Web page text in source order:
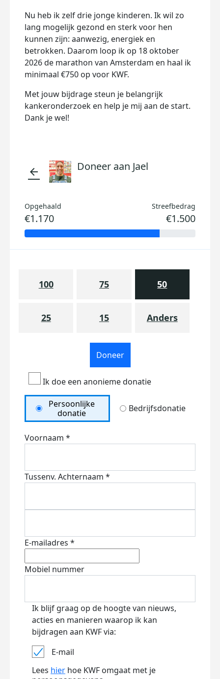
Nu heb ik zelf drie jonge kinderen. Ik wil zo
lang mogelijk gezond en sterk voor hen
kunnen zijn: aanwezig, energiek en
betrokken. Daarom loop ik op 18 oktober
2026 de marathon van Amsterdam en haal ik
minimaal €750 op voor KWF.
Met jouw bijdrage steun je belangrijk
kankeronderzoek en help je mij aan de start.
Dank je wel!
arrow_back Doneer aan Jael
Opgehaald
€1.170
Streefbedrag
€1.500
100 75 50
25 15 Anders
Doneer
Ik doe een anonieme donatie
Persoonlijke
donatie
Bedrijfsdonatie
Voornaam *
Tussenv. Achternaam *
E-mailadres *
Mobiel nummer
Ik blijf graag op de hoogte van nieuws,
acties en manieren waarop ik kan
bijdragen aan KWF via:
E-mail
Lees hier hoe KWF omgaat met je